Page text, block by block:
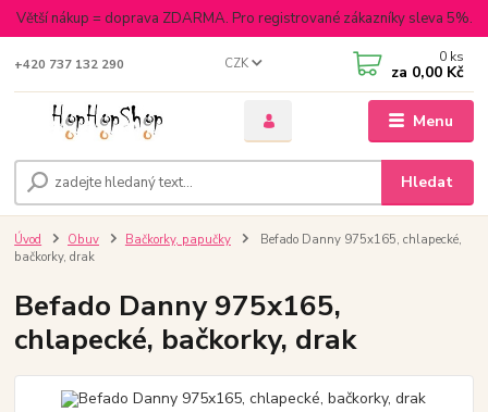
Větší nákup = doprava ZDARMA. Pro registrované zákazníky sleva 5%.
Menu
CZK
Hledat
+420 737 132 290 0 ks
za 0,00 Kč
Úvod Obuv Bačkorky, papučky
Befado Danny 975x165, chlapecké,
bačkorky, drak
Befado Danny 975x165,
chlapecké, bačkorky, drak